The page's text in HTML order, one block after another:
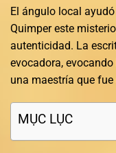
El ángulo local
Quimper este
autenticidad. La
evocadora,
una maestría que
MỤC LỤC